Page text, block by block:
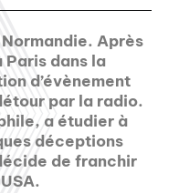
Après
dans la
d’évènement
par la radio.
a étudier à
déceptions
de franchir